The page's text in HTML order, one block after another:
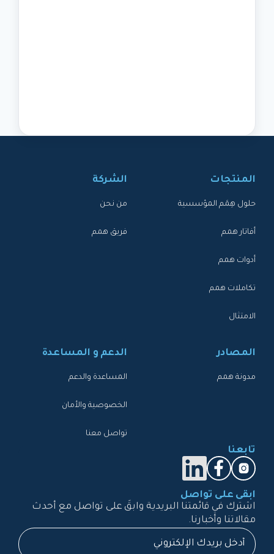
المنتجات
حلول هِمَم المؤسسية
أفاتار همم
أدوات همم
تكاملات همم
الامتثال
الشركة
من نحن
فريق همم
المصادر
مدونة همم
الدعم و المساعدة
المساعدة والدعم
الخصوصية والأمان
تواصل معنا
تابعنا
ابقى على تواصل
اشترك في قائمتنا البريدية وابقَ على تواصل مع أحدث
مقالاتنا وأخبارنا.